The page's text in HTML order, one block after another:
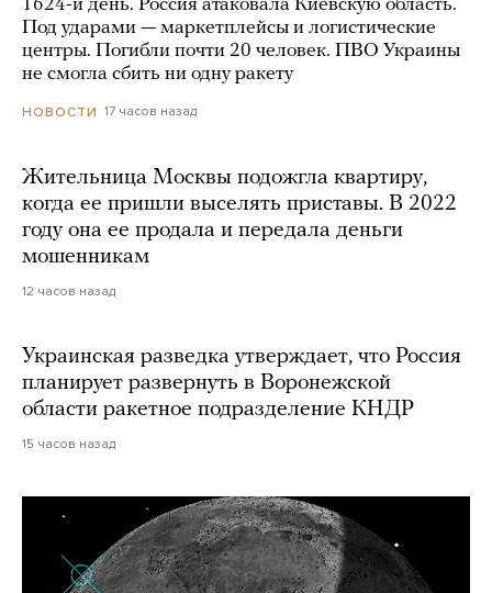
1624-й день. Россия атаковала Киевскую область.
Под ударами — маркетплейсы и логистические
центры. Погибли почти 20 человек. ПВО Украины
не смогла сбить ни одну ракету
НОВОСТИ 17 часов назад
Жительница Москвы подожгла квартиру,
когда ее пришли выселять приставы. В 2022
году она ее продала и передала деньги
мошенникам
12 часов назад
Украинская разведка утверждает, что Россия
планирует развернуть в Воронежской
области ракетное подразделение КНДР
15 часов назад